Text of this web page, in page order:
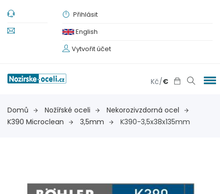
Přihlásit
English
Vytvořit účet
Kč/€
Domů Nožířské oceli
Nekorozivzdorná ocel
K390 Microclean
3,5mm K390-3,5x38x135mm